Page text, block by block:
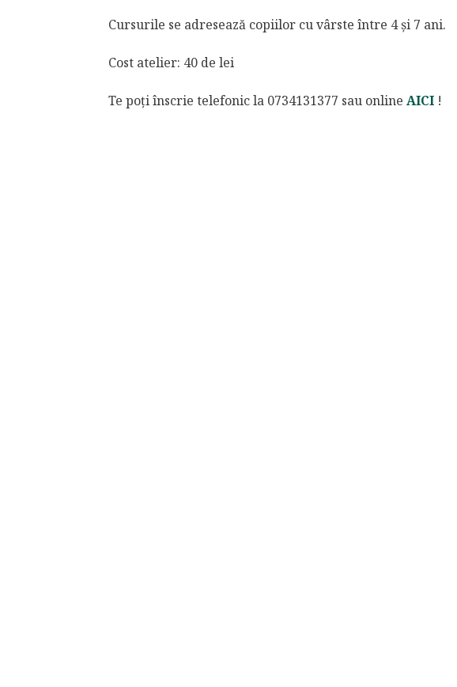
Cursurile se adresează copiilor cu vârste între 4 și 7 ani.
Cost atelier: 40 de lei
Te poți înscrie telefonic la 0734131377 sau online AICI !